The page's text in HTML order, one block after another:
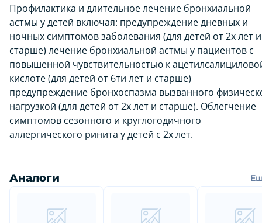
Профилактика и длительное лечение бронхиальной
астмы у детей включая: предупреждение дневных и
ночных симптомов заболевания (для детей от 2х лет и
старше) лечение бронхиальной астмы у пациентов с
повышенной чувствительностью к
кислоте (для детей от 6ти лет и старше)
предупреждение бронхоспазма вызванного
нагрузкой (для детей от 2х лет и старше). Облегчение
симптомов сезонного и круглогодичного
аллергического ринита у детей с 2х лет.
Аналоги